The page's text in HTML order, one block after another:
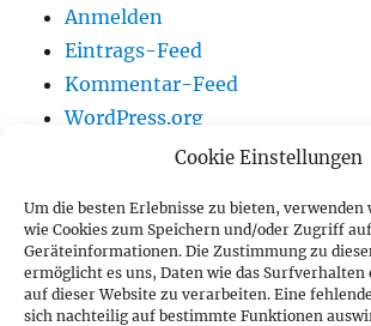
Cookie Einstellungen
Um die besten Erlebnisse zu bieten,
wie Cookies zum Speichern und/oder Zugriff auf
Geräteinformationen. Die Zustimmung zu
ermöglicht es uns, Daten wie das Surfverhalten
auf dieser Website zu verarbeiten. Eine
sich nachteilig auf bestimmte Funktionen
Anmelden
Eintrags-Feed
Kommentar-Feed
WordPress.org
Vereinsnews
Wir auf Youtube